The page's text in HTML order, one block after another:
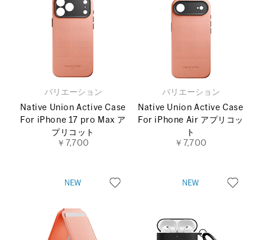
バリエーション
Native Union Active Case
For iPhone 17 pro Max ア
プリコット
￥7,700
バリエーション
Native Union Active Case
For iPhone Air アプリコッ
ト
￥7,700